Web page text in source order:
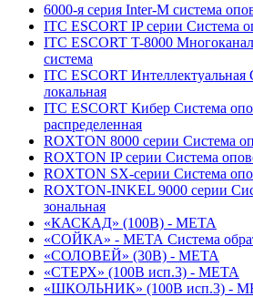
6000-я серия Inter-M система
ITC ESCORT IP серии Система
ITC ESCORT T-8000
система
ITC ESCORT
локальная
ITC ESCORT Кибер Система
распределенная
ROXTON 8000 серии Система
ROXTON IP серии Система
ROXTON SX-серии Система
ROXTON-INKEL 9000 серии
зональная
«КАСКАД» (100В) - МЕТА
«СОЙКА» - МЕТА Система
«СОЛОВЕЙ» (30В) - МЕТА
«СТЕРХ» (100В исп.3) - МЕТА
«ШКОЛЬНИК» (100В исп.3) -